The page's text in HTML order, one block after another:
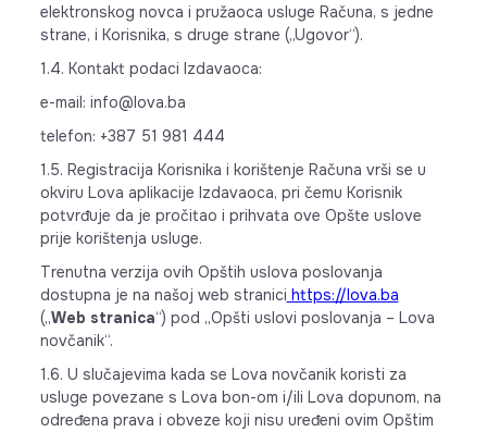
elektronskog novca i pružaoca usluge Računa, s jedne
strane, i Korisnika, s druge strane („Ugovor“).
1.4. Kontakt podaci Izdavaoca:
e-mail: info@lova.ba
telefon: +387 51 981 444
1.5. Registracija Korisnika i korištenje Računa vrši se u
okviru Lova aplikacije Izdavaoca, pri čemu Korisnik
potvrđuje da je pročitao i prihvata ove Opšte uslove
prije korištenja usluge.
Trenutna verzija ovih Opštih uslova poslovanja
dostupna je na našoj web stranici https://lova.ba
(„Web stranica“) pod „Opšti uslovi poslovanja – Lova
novčanik“.
1.6. U slučajevima kada se Lova novčanik koristi za
usluge povezane s Lova bon-om i/ili Lova dopunom, na
određena prava i obveze koji nisu uređeni ovim Opštim